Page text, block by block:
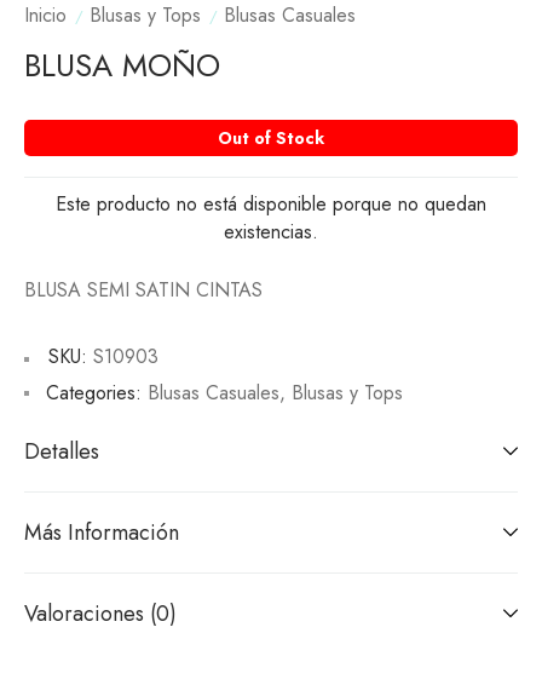
Inicio Blusas y Tops Blusas Casuales
BLUSA MOÑO
Out of Stock
Este producto no está disponible porque no quedan
existencias.
BLUSA SEMI SATIN CINTAS
SKU: S10903
Categories: Blusas Casuales, Blusas y Tops
Detalles
Más Información
Valoraciones (0)